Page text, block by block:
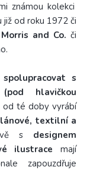
známou kolekci
již od roku 1972 či
Morris and Co. či
s
hlavičkou
od té doby vyrábí
textilní a
s designem
ilustrace mají
zapouzdřuje